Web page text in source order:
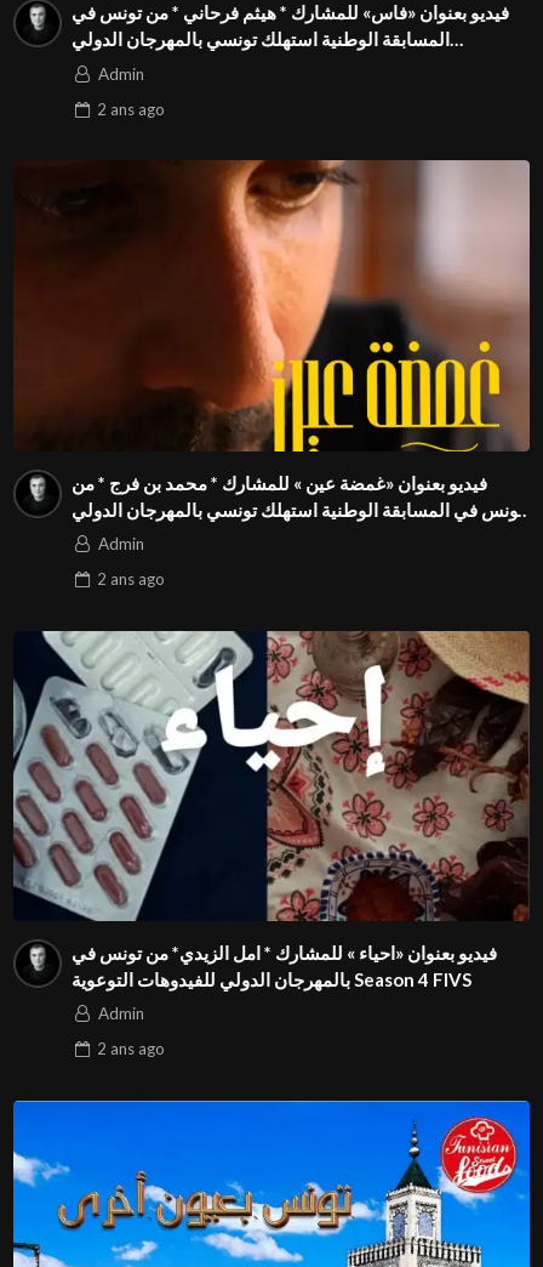
فيديو بعنوان «فاس» للمشارك * هيثم فرحاني * من تونس في
المسابقة الوطنية استهلك تونسي بالمهرجان الدولي
Admin
2 ansago
فيديو بعنوان «غمضة عين » للمشارك * محمد بن فرج * من
تونس في المسابقة الوطنية استهلك تونسي بالمهرجان الدولي
Admin
2 ansago
فيديو بعنوان «احياء » للمشارك * امل الزيدي* من تونس في
بالمهرجان الدولي للفيدوهات التوعوية Season 4 FIVS
Admin
2 ansago